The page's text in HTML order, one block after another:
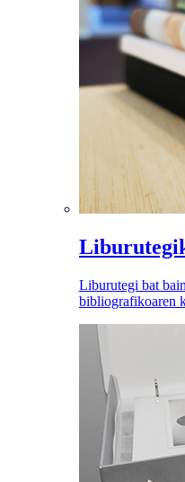
Liburutegi bat
bibliografikoaren